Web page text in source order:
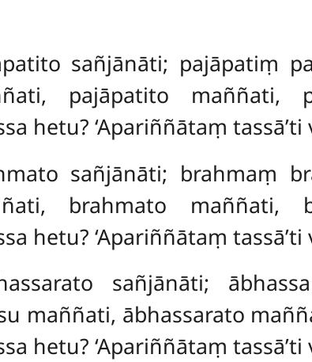
sañjānāti; pajāpatiṃ
pajāpatito maññati,
hetu? ‘Apariññātaṃ tassā’ti
sañjānāti; brahmaṃ
brahmato maññati,
hetu? ‘Apariññātaṃ tassā’ti
sañjānāti;
maññati, ābhassarato
hetu? ‘Apariññātaṃ tassā’ti